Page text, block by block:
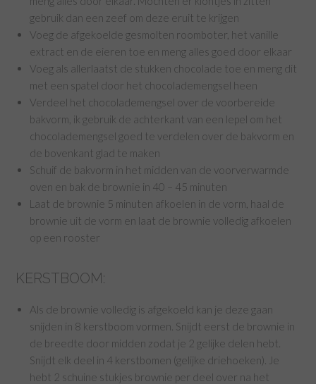
gebruik dan een zeef om deze eruit te krijgen
Voeg de afgekoelde gesmolten roomboter, het vanille
extract en de eieren toe en meng alles goed door elkaar
Voeg als allerlaatst de stukken chocolade toe en meng dit
met een spatel door het chocolademengsel heen
Verdeel het chocolademengsel over de voorbereide
bakvorm, ik gebruik de achterkant van een lepel om het
chocolademengsel goed te verdelen over de bakvorm en
de bovenkant glad te maken
Schuif de bakvorm in het midden van de voorverwarmde
oven en bak de brownie in 40 – 45 minuten
Laat de brownie 5 minuten afkoelen in de vorm, haal de
brownie uit de vorm en laat de brownie volledig afkoelen
op een rooster
KERSTBOOM:
Als de brownie volledig is afgekoeld kan je deze gaan
snijden in 8 kerstboom vormen. Snijdt eerst de brownie in
de breedte door midden zodat je 2 gelijke delen hebt.
Snijdt elk deel in 4 kerstbomen (gelijke driehoeken). Je
hebt 2 schuine stukjes brownie per deel over na het